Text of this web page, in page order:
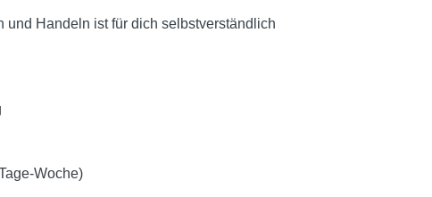
und Handeln ist für dich selbstverständlich
Woche)